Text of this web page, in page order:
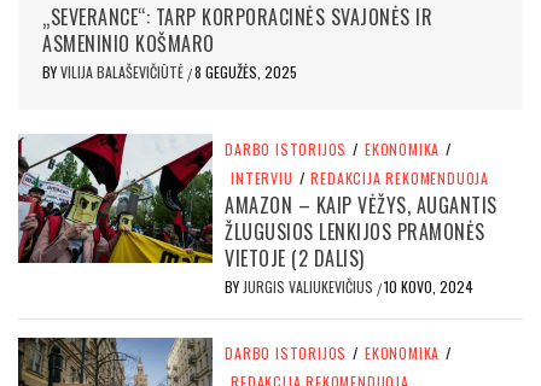
„SEVERANCE“: TARP KORPORACINĖS SVAJONĖS IR
ASMENINIO KOŠMARO
BYVILIJA BALAŠEVIČIŪTĖ /8 GEGUŽĖS, 2025
DARBO ISTORIJOS / EKONOMIKA /
INTERVIU / REDAKCIJA REKOMENDUOJA
AMAZON – KAIP VĖŽYS, AUGANTIS
ŽLUGUSIOS LENKIJOS PRAMONĖS
VIETOJE (2 DALIS)
BY JURGIS VALIUKEVIČIUS /10 KOVO, 2024
DARBO ISTORIJOS / EKONOMIKA /
REDAKCIJA REKOMENDUOJA